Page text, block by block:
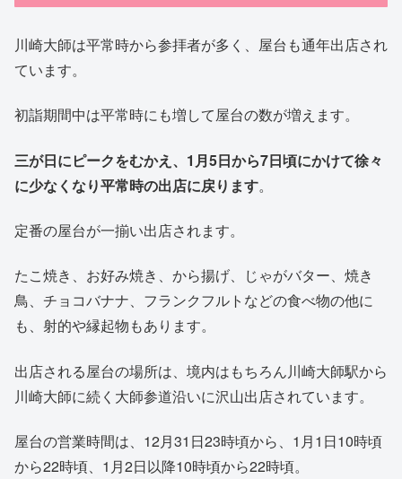
川崎大師は平常時から参拝者が多く、屋台も通年出店され
ています。
初詣期間中は平常時にも増して屋台の数が増えます。
三が日にピークをむかえ、1月5日から7日頃にかけて徐々
に少なくなり平常時の出店に戻ります。
定番の屋台が一揃い出店されます。
たこ焼き、お好み焼き、から揚げ、じゃがバター、焼き
鳥、チョコバナナ、フランクフルトなどの食べ物の他に
も、射的や縁起物もあります。
出店される屋台の場所は、境内はもちろん川崎大師駅から
川崎大師に続く大師参道沿いに沢山出店されています。
屋台の営業時間は、12月31日23時頃から、1月1日10時頃
から22時頃、1月2日以降10時頃から22時頃。